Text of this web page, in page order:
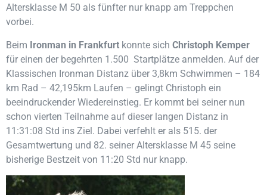
Altersklasse M 50 als fünfter nur knapp am Treppchen
vorbei.
Beim Ironman in Frankfurt konnte sich Christoph Kemper
für einen der begehrten 1.500 Startplätze anmelden. Auf der
Klassischen Ironman Distanz über 3,8km Schwimmen – 184
km Rad – 42,195km Laufen – gelingt Christoph ein
beeindruckender Wiedereinstieg. Er kommt bei seiner nun
schon vierten Teilnahme auf dieser langen Distanz in
11:31:08 Std ins Ziel. Dabei verfehlt er als 515. der
Gesamtwertung und 82. seiner Altersklasse M 45 seine
bisherige Bestzeit von 11:20 Std nur knapp.